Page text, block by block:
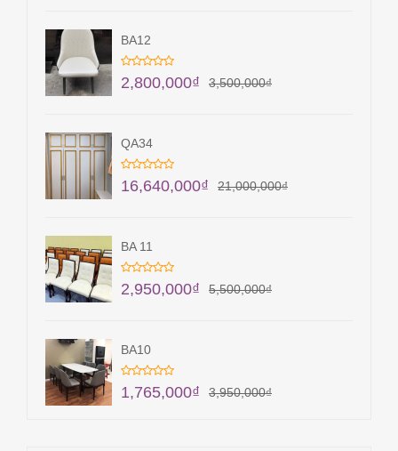
BA12
3,500,000₫
2,800,000₫
QA34
21,000,000₫
16,640,000₫
BA 11
5,500,000₫
2,950,000₫
BA10
3,950,000₫
1,765,000₫